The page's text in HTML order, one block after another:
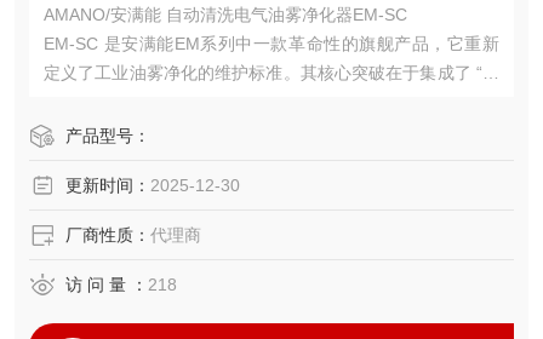
AMANO/安满能 自动清洗电气油雾净化器EM-SC
EM-SC 是安满能EM系列中一款革命性的旗舰产品，它重新
定义了工业油雾净化的维护标准。其核心突破在于集成了 “全
维护，转变为设备自主完成的智能闭环流程，真正实现了 “一
产品型号：
更新时间： 2025-12-30
厂商性质： 代理商
访 问 量 ： 218